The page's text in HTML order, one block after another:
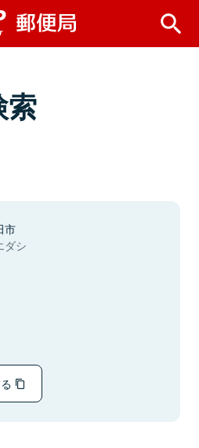
索
市
ダシ